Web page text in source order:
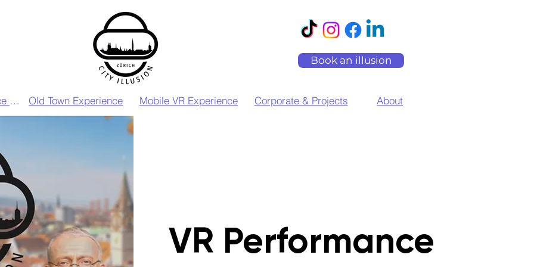
VIP VR Experience Zurich
Book an illusion
Old Town Experience Mobile VR Experience Corporate & Projects About
VR Performance